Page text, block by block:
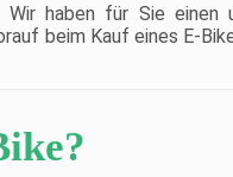
Wir haben für Sie einen
beim Kauf eines E-